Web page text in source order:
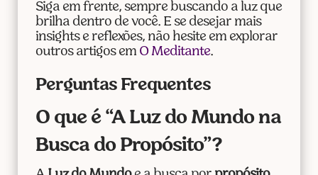
Siga em frente, sempre buscando a luz que
brilha dentro de você. E se desejar mais
insights e reflexões, não hesite em explorar
outros artigos em O Meditante.
Perguntas Frequentes
O que é “A Luz do Mundo na
Busca do Propósito”?